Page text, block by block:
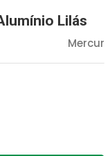
Lilás
Mercur